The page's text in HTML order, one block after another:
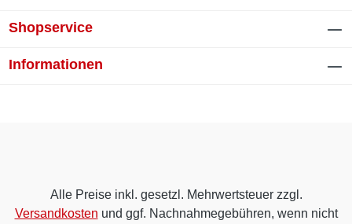
Shopservice
Informationen
Alle Preise inkl. gesetzl. Mehrwertsteuer zzgl.
Versandkosten und ggf. Nachnahmegebühren, wenn nicht